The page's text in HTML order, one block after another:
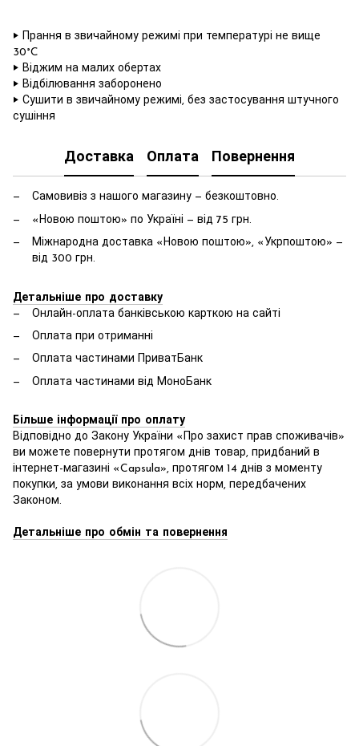
‣ Прання в звичайному режимі при температурі не вище
30°C
‣ Віджим на малих обертах
‣ Відбілювання заборонено
‣ Сушити в звичайному режимі, без застосування штучного
сушіння
Доставка Оплата Повернення
Самовивіз з нашого магазину — безкоштовно.
«Новою поштою» по Україні — від 75 грн.
Міжнародна доставка «Новою поштою», «Укрпоштою» —
від 300 грн.
Детальніше про доставку
Онлайн-оплата банківською карткою на сайті
Оплата при отриманні
Оплата частинами ПриватБанк
Оплата частинами від МоноБанк
Більше інформації про оплату
Відповідно до Закону України «Про захист прав споживачів»
ви можете повернути протягом днів товар, придбаний в
інтернет-магазині «Capsula», протягом 14 днів з моменту
покупки, за умови виконання всіх норм, передбачених
Законом.
Детальніше про обмін та повернення